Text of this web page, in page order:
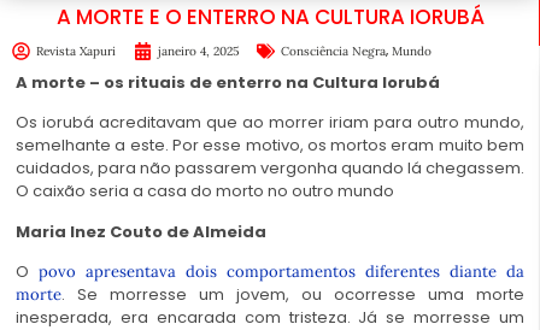
A MORTE E O ENTERRO NA CULTURA IORUBÁ
Revista Xapuri janeiro 4, 2025 Consciência Negra, Mundo
A morte – os rituais de enterro na Cultura Iorubá
Os iorubá acreditavam que ao morrer iriam para outro mundo,
semelhante a este. Por esse motivo, os mortos eram muito bem
cuidados, para não passarem vergonha quando lá chegassem.
O caixão seria a casa do morto no outro mundo
Maria Inez Couto de Almeida
O povo apresentava dois comportamentos diferentes diante da
morte. Se morresse um jovem, ou ocorresse uma morte
inesperada, era encarada com tristeza. Já se morresse um